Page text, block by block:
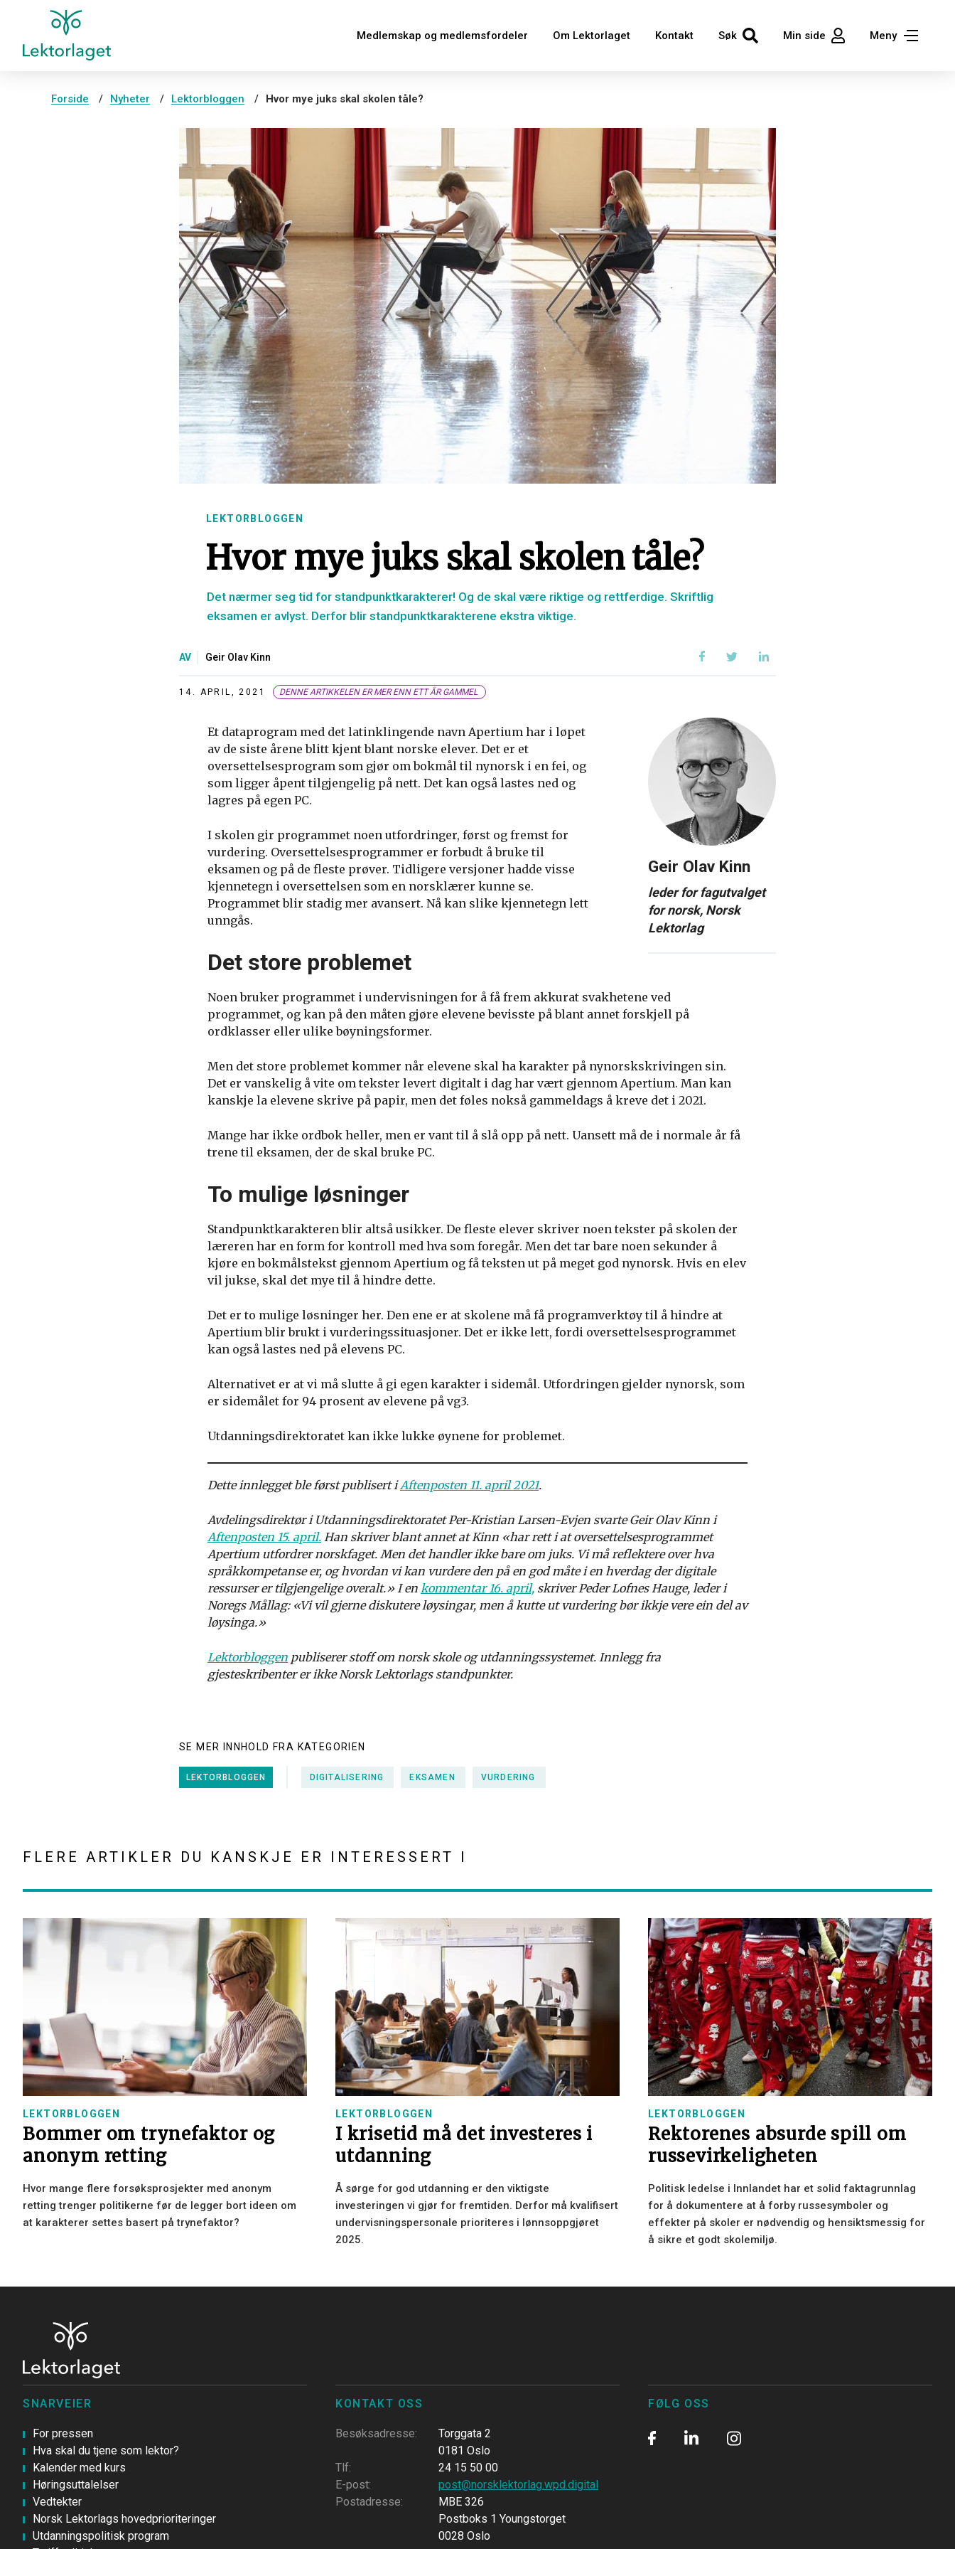
Medlemskap og medlemsfordeler Om Lektorlaget Kontakt Søk Min side Meny
Forside Nyheter Lektorbloggen Hvor mye juks skal skolen tåle?
LEKTORBLOGGEN
Hvor mye juks skal skolen tåle?
Det nærmer seg tid for standpunktkarakterer! Og de skal være riktige og rettferdige. Skriftlig
eksamen er avlyst. Derfor blir standpunktkarakterene ekstra viktige.
AV Geir Olav Kinn
14. APRIL, 2021 DENNE ARTIKKELEN ER MER ENN ETT ÅR GAMMEL
Geir Olav Kinn
leder for fagutvalget
for norsk, Norsk
Lektorlag
Et dataprogram med det latinklingende navn Apertium har i løpet
av de siste årene blitt kjent blant norske elever. Det er et
oversettelsesprogram som gjør om bokmål til nynorsk i en fei, og
som ligger åpent tilgjengelig på nett. Det kan også lastes ned og
lagres på egen PC.
I skolen gir programmet noen utfordringer, først og fremst for
vurdering. Oversettelsesprogrammer er forbudt å bruke til
eksamen og på de fleste prøver. Tidligere versjoner hadde visse
kjennetegn i oversettelsen som en norsklærer kunne se.
Programmet blir stadig mer avansert. Nå kan slike kjennetegn lett
unngås.
Det store problemet
Noen bruker programmet i undervisningen for å få frem akkurat svakhetene ved
programmet, og kan på den måten gjøre elevene bevisste på blant annet forskjell på
ordklasser eller ulike bøyningsformer.
Men det store problemet kommer når elevene skal ha karakter på nynorskskrivingen sin.
Det er vanskelig å vite om tekster levert digitalt i dag har vært gjennom Apertium. Man kan
kanskje la elevene skrive på papir, men det føles nokså gammeldags å kreve det i 2021.
Mange har ikke ordbok heller, men er vant til å slå opp på nett. Uansett må de i normale år få
trene til eksamen, der de skal bruke PC.
To mulige løsninger
Standpunktkarakteren blir altså usikker. De fleste elever skriver noen tekster på skolen der
læreren har en form for kontroll med hva som foregår. Men det tar bare noen sekunder å
kjøre en bokmålstekst gjennom Apertium og få teksten ut på meget god nynorsk. Hvis en elev
vil jukse, skal det mye til å hindre dette.
Det er to mulige løsninger her. Den ene er at skolene må få programverktøy til å hindre at
Apertium blir brukt i vurderingssituasjoner. Det er ikke lett, fordi oversettelsesprogrammet
kan også lastes ned på elevens PC.
Alternativet er at vi må slutte å gi egen karakter i sidemål. Utfordringen gjelder nynorsk, som
er sidemålet for 94 prosent av elevene på vg3.
Utdanningsdirektoratet kan ikke lukke øynene for problemet.
Dette innlegget ble først publisert iAftenposten 11. april 2021.
Avdelingsdirektør i Utdanningsdirektoratet Per-Kristian Larsen-Evjen svarte Geir Olav Kinn i
Aftenposten 15. april. Han skriver blant annet at Kinn «har rett i at oversettelsesprogrammet
Apertium utfordrer norskfaget. Men det handler ikke bare om juks. Vi må reflektere over hva
språkkompetanse er, og hvordan vi kan vurdere den på en god måte i en hverdag der digitale
ressurser er tilgjengelige overalt.» I en kommentar 16. april, skriver Peder Lofnes Hauge, leder i
Noregs Mållag: «Vi vil gjerne diskutere løysingar, men å kutte ut vurdering bør ikkje vere ein del av
løysinga.»
Lektorbloggen publiserer stoff om norsk skole og utdanningssystemet. Innlegg fra
gjesteskribenter er ikke Norsk Lektorlags standpunkter.
SE MER INNHOLD FRA KATEGORIEN
LEKTORBLOGGEN DIGITALISERING EKSAMEN VURDERING
FLERE ARTIKLER DU KANSKJE ER INTERESSERT I
LEKTORBLOGGEN
Bommer om trynefaktor og
anonym retting
Hvor mange flere forsøksprosjekter med anonym
retting trenger politikerne før de legger bort ideen om
at karakterer settes basert på trynefaktor?
LEKTORBLOGGEN
I krisetid må det investeres i
utdanning
Å sørge for god utdanning er den viktigste
investeringen vi gjør for fremtiden. Derfor må kvalifisert
undervisningspersonale prioriteres i lønnsoppgjøret
2025.
LEKTORBLOGGEN
Rektorenes absurde spill om
russevirkeligheten
Politisk ledelse i Innlandet har et solid faktagrunnlag
for å dokumentere at å forby russesymboler og
effekter på skoler er nødvendig og hensiktsmessig for
å sikre et godt skolemiljø.
SNARVEIER
For pressen
Hva skal du tjene som lektor?
Kalender med kurs
Høringsuttalelser
Vedtekter
Norsk Lektorlags hovedprioriteringer
Utdanningspolitisk program
KONTAKT OSS
Besøksadresse:
Torggata 2
0181 Oslo
Tlf:
24 15 50 00
E-post:
post@norsklektorlag.wpd.digital
Postadresse:
MBE 326
Postboks 1 Youngstorget
0028 Oslo
FØLG OSS